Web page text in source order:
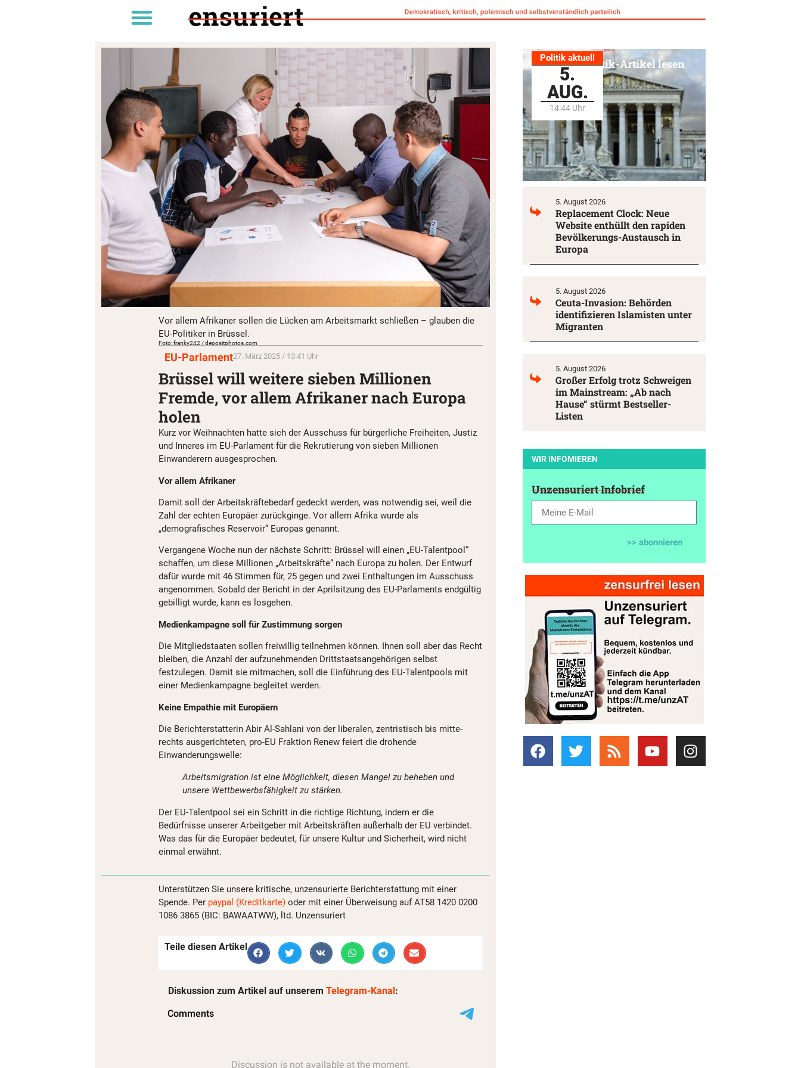
Vor allem Afrikaner sollen die Lücken am Arbeitsmarkt schließen – glauben die
EU-Politiker in Brüssel.
Foto: franky242 / depositphotos.com
EU-Parlament27. März 2025 / 13:41 Uhr
Brüssel will weitere sieben Millionen
Fremde, vor allem Afrikaner nach Europa
holen
Kurz vor Weihnachten hatte sich der Ausschuss für bürgerliche Freiheiten, Justiz
und Inneres im EU-Parlament für die Rekrutierung von sieben Millionen
Einwanderern ausgesprochen.
Vor allem Afrikaner
Damit soll der Arbeitskräftebedarf gedeckt werden, was notwendig sei, weil die
Zahl der echten Europäer zurückginge. Vor allem Afrika wurde als
„demografisches Reservoir“ Europas genannt.
Vergangene Woche nun der nächste Schritt: Brüssel will einen „EU-Talentpool“
schaffen, um diese Millionen „Arbeitskräfte“ nach Europa zu holen. Der Entwurf
dafür wurde mit 46 Stimmen für, 25 gegen und zwei Enthaltungen im Ausschuss
angenommen. Sobald der Bericht in der Aprilsitzung des EU-Parlaments endgültig
gebilligt wurde, kann es losgehen.
Medienkampagne soll für Zustimmung sorgen
Die Mitgliedstaaten sollen freiwillig teilnehmen können. Ihnen soll aber das Recht
bleiben, die Anzahl der aufzunehmenden Drittstaatsangehörigen selbst
festzulegen. Damit sie mitmachen, soll die Einführung des EU-Talentpools mit
einer Medienkampagne begleitet werden.
Keine Empathie mit Europäern
Die Berichterstatterin Abir Al-Sahlani von der liberalen, zentristisch bis mitte-
rechts ausgerichteten, pro-EU Fraktion Renew feiert die drohende
Einwanderungswelle:
Arbeitsmigration ist eine Möglichkeit, diesen Mangel zu beheben und
unsere Wettbewerbsfähigkeit zu stärken.
Der EU-Talentpool sei ein Schritt in die richtige Richtung, indem er die
Bedürfnisse unserer Arbeitgeber mit Arbeitskräften außerhalb der EU verbindet.
Was das für die Europäer bedeutet, für unsere Kultur und Sicherheit, wird nicht
einmal erwähnt.
Unterstützen Sie unsere kritische, unzensurierte Berichterstattung mit einer
Spende. Per paypal (Kreditkarte) oder mit einer Überweisung auf AT58 1420 0200
1086 3865 (BIC: BAWAATWW), ltd. Unzensuriert
Teile diesen Artikel
Diskussion zum Artikel auf unserem Telegram-Kanal :
Politik aktuell
5.
AUG.
14:44 Uhr
Alle Politik-Artikel lesen
5. August 2026
Replacement Clock: Neue
Website enthüllt den rapiden
Bevölkerungs-Austausch in
Europa
5. August 2026
Ceuta-Invasion: Behörden
identifizieren Islamisten unter
Migranten
5. August 2026
Großer Erfolg trotz Schweigen
im Mainstream: „Ab nach
Hause“ stürmt Bestseller-
Listen
WIR INFOMIEREN
Unzensuriert Infobrief
>> abonnieren